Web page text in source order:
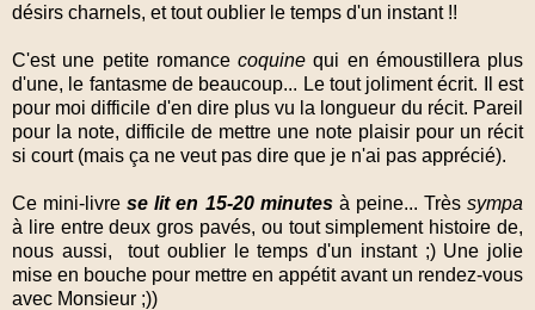
désirs charnels, et tout oublier le temps d'un instant !!
C'est une petite romance coquine qui en émoustillera plus
d'une, le fantasme de beaucoup... Le tout joliment écrit. Il est
pour moi difficile d'en dire plus vu la longueur du récit. Pareil
pour la note, difficile de mettre une note plaisir pour un récit
si court (mais ça ne veut pas dire que je n'ai pas apprécié).
Ce mini-livre se lit en 15-20 minutesà peine... Trèssympa
à lire entre deux gros pavés, ou tout simplement histoire de,
nous aussi, tout oublier le temps d'un instant ;) Une jolie
mise en bouche pour mettre en appétit avant un rendez-vous
avec Monsieur ;))